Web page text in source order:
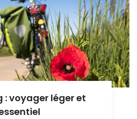
: voyager léger et